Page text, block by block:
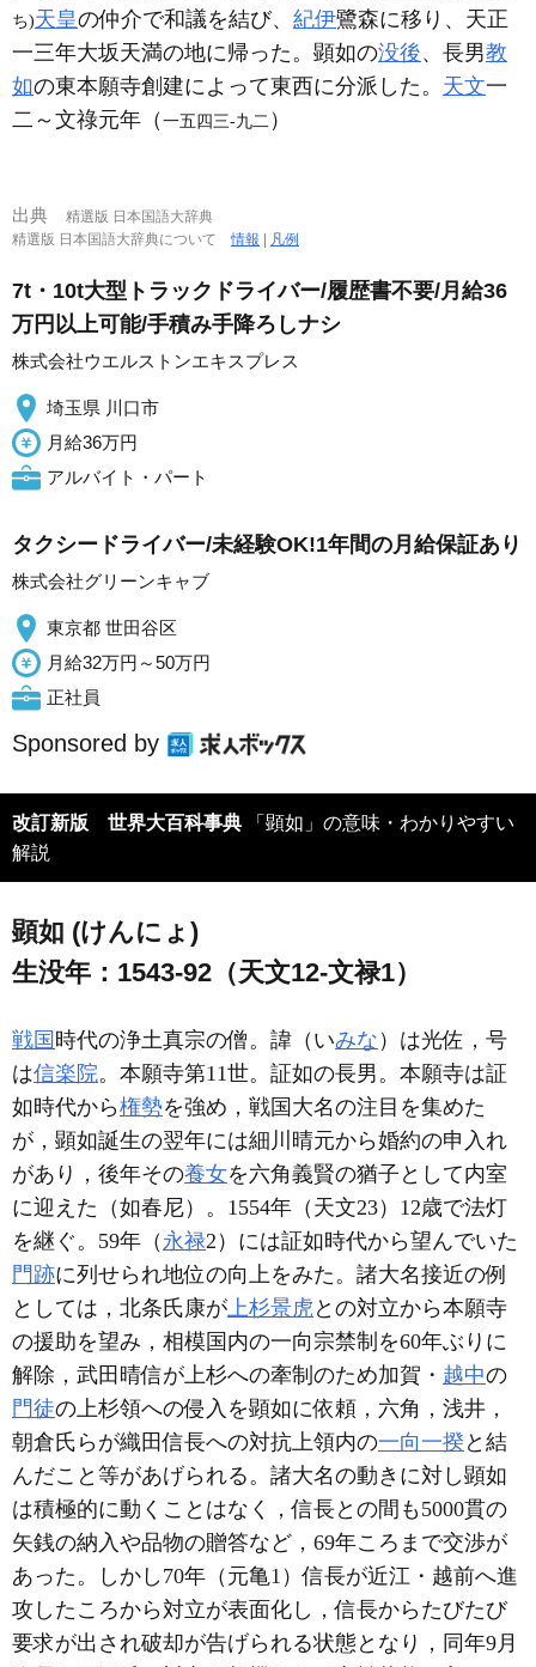
ち)天皇の仲介で和議を結び、 紀伊鷺森に移り、天正
一三年大坂天満の地に帰った。顕如の没後、長男教
如の東本願寺創建によって東西に分派した。 天文一
二～文祿元年（一五四三‐九二 ）
出典
精選版 日本国語大辞典
精選版 日本国語大辞典について情報 凡例
7t・10t大型トラックドライバー/履歴書不要/月給36
万円以上可能/手積み手降ろしナシ
株式会社ウエルストンエキスプレス
埼玉県 川口市
月給36万円
アルバイト・パート
タクシードライバー/未経験OK!1年間の月給保証あり
株式会社グリーンキャブ
東京都 世田谷区
月給32万円～50万円
正社員
Sponsored by
改訂新版 世界大百科事典
解説
顕如 (けんにょ)
生没年：1543-92（天文12-文禄1）
戦国 時代の浄土真宗の僧。諱（いみな ）は光佐，号
は信楽院。本願寺第11世。証如の長男。本願寺は証
如時代から権勢を強め，戦国大名の注目を集めた
が，顕如誕生の翌年には細川晴元から婚約の申入れ
があり，後年その養女を六角義賢の猶子として内室
に迎えた（如春尼）。1554年（天文23）12歳で法灯
を継ぐ。59年（ 永禄2）には証如時代から望んでいた
門跡に列せられ地位の向上をみた。諸大名接近の例
としては，北条氏康が上杉景虎 との対立から本願寺
の援助を望み，相模国内の一向宗禁制を60年ぶりに
解除，武田晴信が上杉への牽制のため加賀・ 越中の
門徒の上杉領への侵入を顕如に依頼，六角，浅井，
朝倉氏らが織田信長への対抗上領内の一向一揆 と結
んだこと等があげられる。諸大名の動きに対し顕如
は積極的に動くことはなく，信長との間も5000貫の
矢銭の納入や品物の贈答など，69年ころまで交渉が
あった。しかし70年（元亀1）信長が近江・越前へ進
攻したころから対立が表面化し，信長からたびたび
要求が出され破却が告げられる状態となり，同年9月